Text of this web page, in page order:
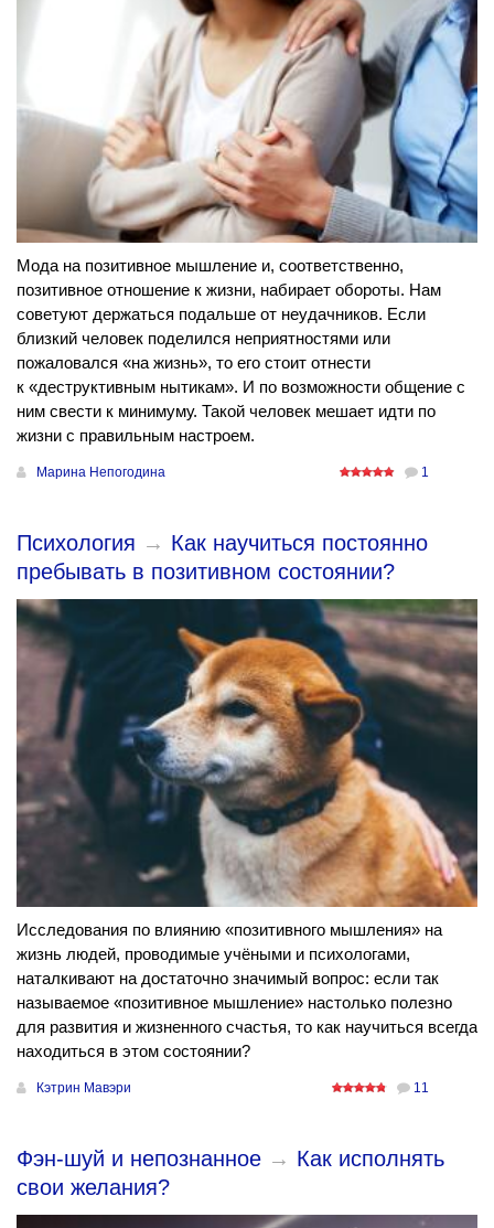
Мода на позитивное мышление и, соответственно,
позитивное отношение к жизни, набирает обороты. Нам
советуют держаться подальше от неудачников. Если
близкий человек поделился неприятностями или
пожаловался «на жизнь», то его стоит отнести
к «деструктивным нытикам». И по возможности общение с
ним свести к минимуму. Такой человек мешает идти по
жизни с правильным настроем.
Марина Непогодина 1
Психология → Как научиться постоянно
пребывать в позитивном состоянии?
Исследования по влиянию «позитивного мышления» на
жизнь людей, проводимые учёными и психологами,
наталкивают на достаточно значимый вопрос: если так
называемое «позитивное мышление» настолько полезно
для развития и жизненного счастья, то как научиться всегда
находиться в этом состоянии?
Кэтрин Мавэри 11
Фэн-шуй и непознанное → Как исполнять
свои желания?